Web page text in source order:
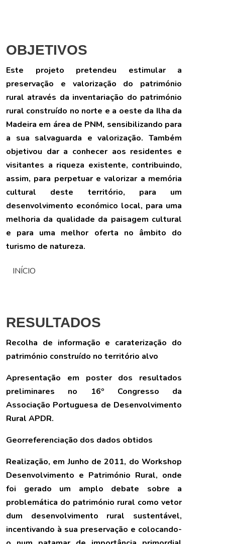
OBJETIVOS
Este projeto pretendeu estimular a
preservação e valorização do património
rural através da inventariação do património
rural construído no norte e a oeste da Ilha da
Madeira em área de PNM, sensibilizando para
a sua salvaguarda e valorização. Também
objetivou dar a conhecer aos residentes e
visitantes a riqueza existente, contribuindo,
assim, para perpetuar e valorizar a memória
cultural deste território, para um
desenvolvimento económico local, para uma
melhoria da qualidade da paisagem cultural
e para uma melhor oferta no âmbito do
turismo de natureza.
INÍCIO
RESULTADOS
Recolha de informação e caraterização do
património construído no território alvo
Apresentação em poster dos resultados
preliminares no 16º Congresso da
Associação Portuguesa de Desenvolvimento
Rural APDR.
Georreferenciação dos dados obtidos
Realização, em Junho de 2011, do Workshop
Desenvolvimento e Património Rural, onde
foi gerado um amplo debate sobre a
problemática do património rural como vetor
dum desenvolvimento rural sustentável,
incentivando à sua preservação e colocando-